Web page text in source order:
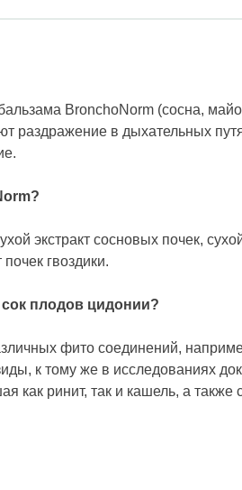
BronchoNorm (сосна,
раздражение в дыхательных
экстракт сосновых почек,
гвоздики.
плодов цидонии?
фито соединений,
к тому же в исследованиях
как ринит, так и кашель, а также